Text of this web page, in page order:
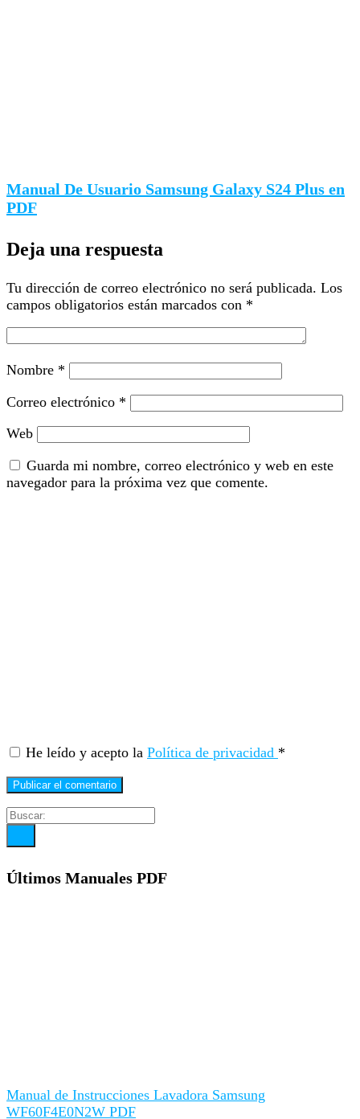
Manual De Usuario Samsung Galaxy S24 Plus en
PDF
Deja una respuesta
Tu dirección de correo electrónico no será publicada. Los
campos obligatorios están marcados con *
Nombre *
Correo electrónico *
Web
Guarda mi nombre, correo electrónico y web en este
navegador para la próxima vez que comente.
He leído y acepto la Política de privacidad *
Últimos Manuales PDF
Manual de Instrucciones Lavadora Samsung
WF60F4E0N2W PDF